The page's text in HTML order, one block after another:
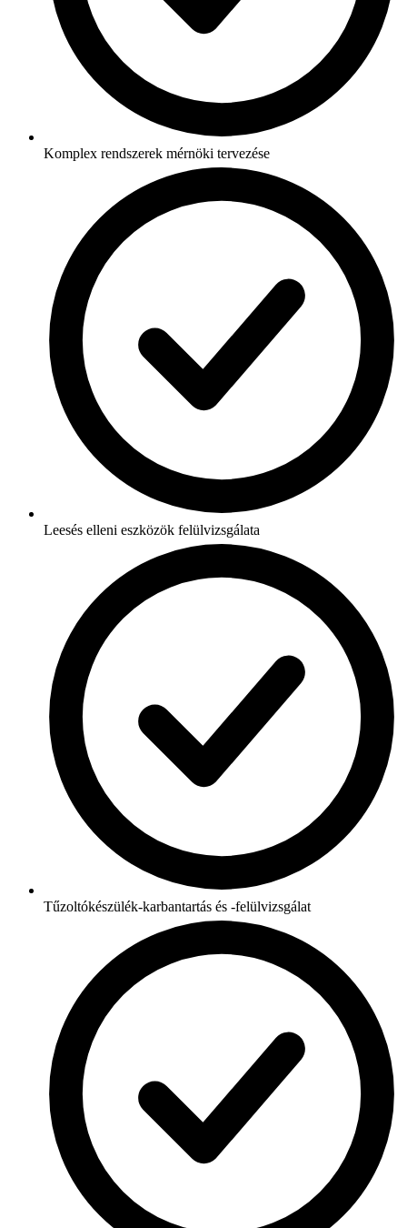
Komplex rendszerek mérnöki tervezése
Leesés elleni eszközök felülvizsgálata
Tűzoltókészülék-karbantartás és -felülvizsgálat